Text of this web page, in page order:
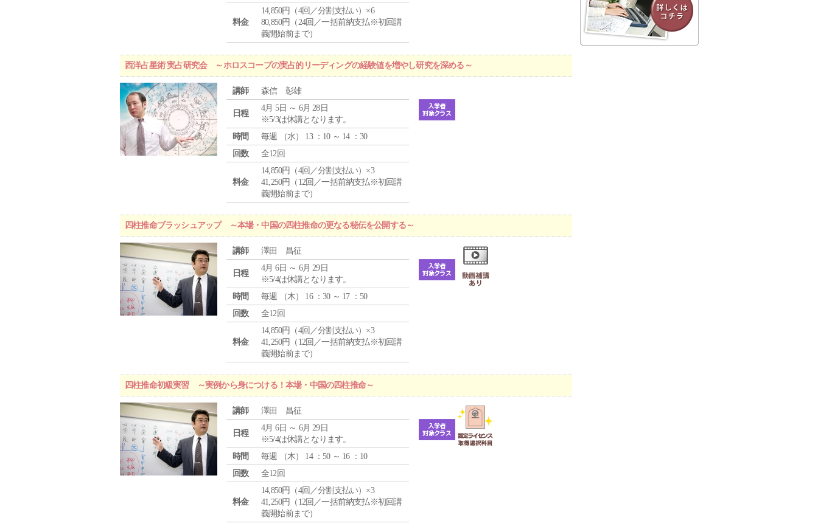
料金
14,850円（4回／分割支払い）×6
80,850円（24回／一括前納支払※初回講
義開始前まで）
西洋占星術 実占研究会 ～ホロスコープの実占的リーディングの経験値を増やし研究を深める～
講師 森信 彰雄
日程
4月 5日 ～ 6月 28日
※5/3は休講となります。
時間
毎週 （水） 13 ：10 ～ 14 ：30
回数
全12回
料金
14,850円（4回／分割支払い）×3
41,250円（12回／一括前納支払※初回講
義開始前まで）
四柱推命ブラッシュアップ ～本場・中国の四柱推命の更なる秘伝を公開する～
講師 澤田 昌征
日程
4月 6日 ～ 6月 29日
※5/4は休講となります。
時間
毎週 （木） 16 ：30 ～ 17 ：50
回数
全12回
料金
14,850円（4回／分割支払い）×3
41,250円（12回／一括前納支払※初回講
義開始前まで）
四柱推命初級実習 ～実例から身につける！本場・中国の四柱推命～
講師 澤田 昌征
日程
4月 6日 ～ 6月 29日
※5/4は休講となります。
時間
毎週 （木） 14 ：50 ～ 16 ：10
回数
全12回
料金
14,850円（4回／分割支払い）×3
41,250円（12回／一括前納支払※初回講
義開始前まで）